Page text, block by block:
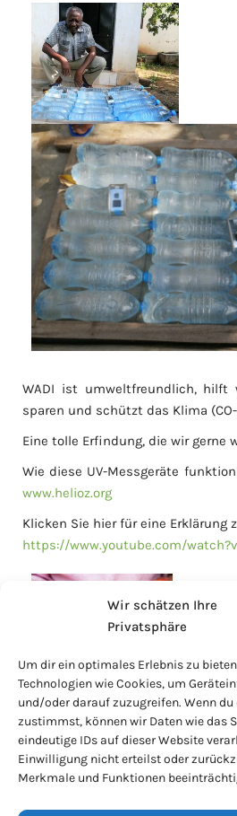
Wir schätzen Ihre
Privatsphäre
Um dir ein optimales Erlebnis zu
Technologien wie Cookies, um
und/oder darauf zuzugreifen. Wenn du
zustimmst, können wir Daten wie das
eindeutige IDs auf dieser Website
Einwilligung nicht erteilst oder
Merkmale und Funktionen
WADI ist umweltfreundlich, hilft
sparen und schützt das Klima
Eine tolle Erfindung, die wir gerne
Wie diese UV-Messgeräte
www.helioz.org
Klicken Sie hier für eine Erklärung
https://www.youtube.com/